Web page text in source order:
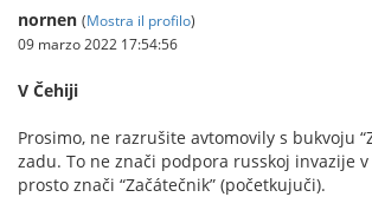
nornen (Mostra il profilo)
09 marzo 2022 17:54:56
V Čehiji
Prosimo, ne razrušite avtomovily s bukvoju
zadu. To ne znači podpora russkoj invazije
prosto znači “Začátečnik” (početkujuči).